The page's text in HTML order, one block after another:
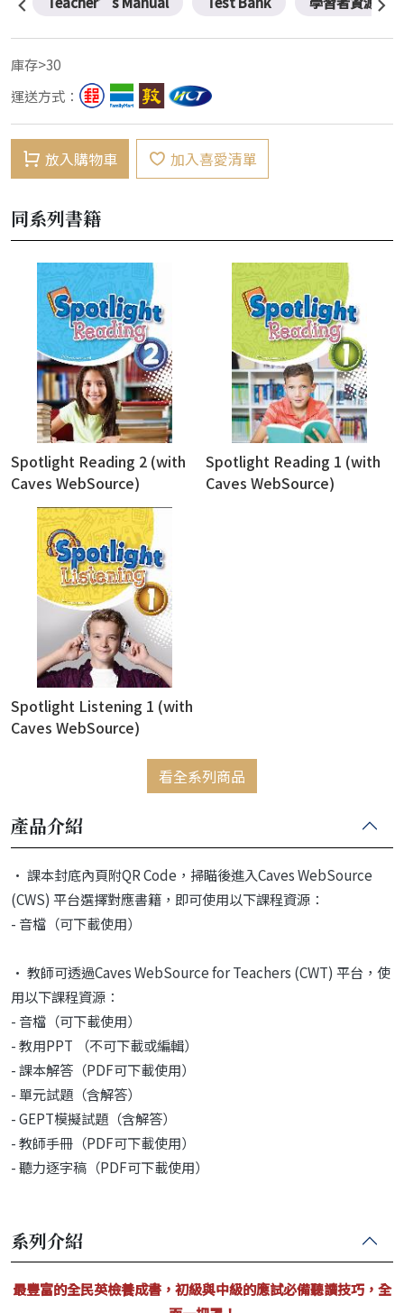
庫存>30
運送方式：
放入購物車 加入喜愛清單
同系列書籍
Spotlight Reading 2 (with
Caves WebSource)
Spotlight Reading 1 (with
Caves WebSource)
Spotlight Listening 1 (with
Caves WebSource)
看全系列商品
產品介紹
• 課本封底內頁附QR Code，掃瞄後進入Caves WebSource
(CWS) 平台選擇對應書籍，即可使用以下課程資源：
- 音檔（可下載使用）
• 教師可透過Caves WebSource for Teachers (CWT) 平台，使
用以下課程資源：
- 音檔（可下載使用）
- 教用PPT （不可下載或編輯）
- 課本解答（PDF可下載使用）
- 單元試題（含解答）
- GEPT模擬試題（含解答）
- 教師手冊（PDF可下載使用）
- 聽力逐字稿（PDF可下載使用）
系列介紹
最豐富的全民英檢養成書，初級與中級的應試必備聽讀技巧，全